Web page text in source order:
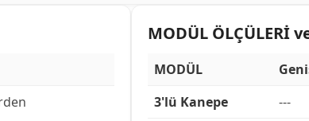
MODÜL ÖLÇÜLERİ
MODÜL
3'lü Kanepe
---